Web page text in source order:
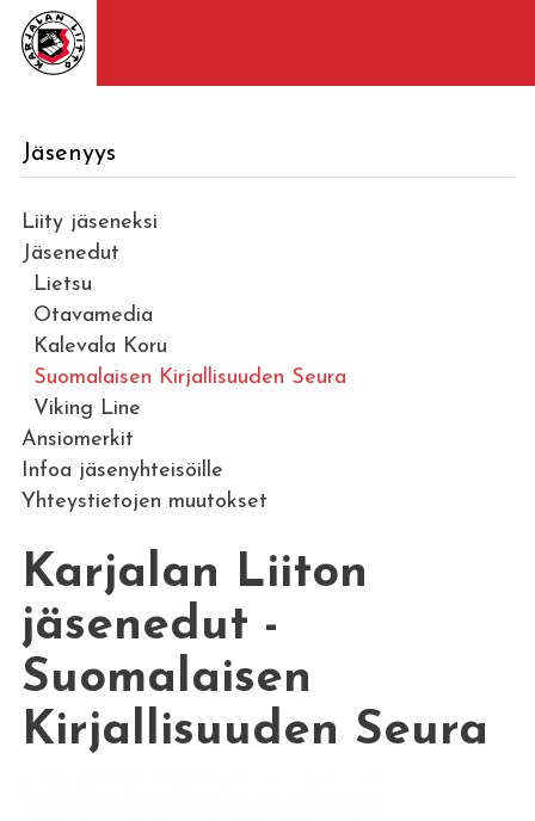
Jäsenyys
Liity jäseneksi
Jäsenedut
Lietsu
Otavamedia
Kalevala Koru
Suomalaisen Kirjallisuuden Seura
Viking Line
Ansiomerkit
Infoa jäsenyhteisöille
Yhteystietojen muutokset
Karjalan Liiton
jäsenedut -
Suomalaisen
Kirjallisuuden Seura